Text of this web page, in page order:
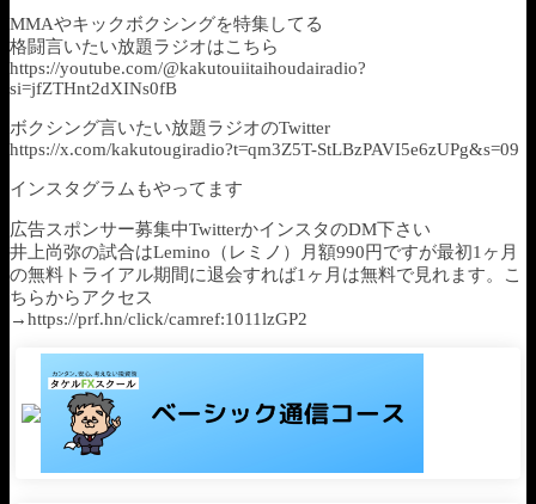
MMAやキックボクシングを特集してる
格闘言いたい放題ラジオはこちら
https://youtube.com/@kakutouiitaihoudairadio?
si=jfZTHnt2dXINs0fB
ボクシング言いたい放題ラジオのTwitter
https://x.com/kakutougiradio?t=qm3Z5T-StLBzPAVI5e6zUPg&s=09
インスタグラムもやってます
広告スポンサー募集中TwitterかインスタのDM下さい
井上尚弥の試合はLemino（レミノ）月額990円ですが最初1ヶ月
の無料トライアル期間に退会すれば1ヶ月は無料で見れます。こ
ちらからアクセス
→https://prf.hn/click/camref:1011lzGP2